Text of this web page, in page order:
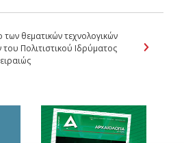
των θεματικών τεχνολογικών
του Πολιτιστικού Ιδρύματος